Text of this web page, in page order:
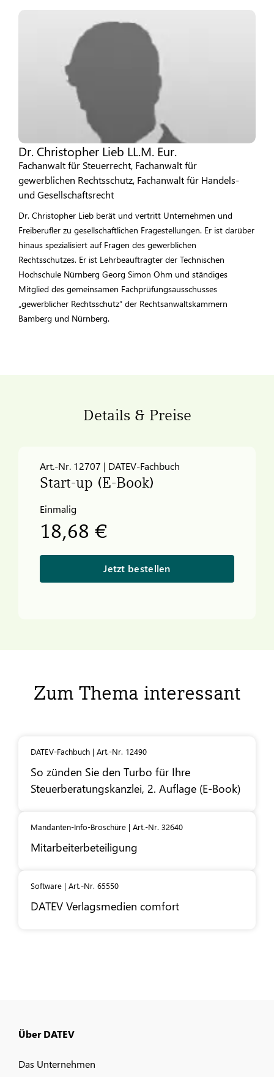
Dr. Christopher Lieb LL.M. Eur.
Fachanwalt für Steuerrecht, Fachanwalt für
gewerblichen Rechtsschutz, Fachanwalt für Handels-
und Gesellschaftsrecht
Dr. Christopher Lieb berät und vertritt Unternehmen und
Freiberufler zu gesellschaftlichen Fragestellungen. Er ist darüber
hinaus spezialisiert auf Fragen des gewerblichen
Rechtsschutzes. Er ist Lehrbeauftragter der Technischen
Hochschule Nürnberg Georg Simon Ohm und ständiges
Mitglied des gemeinsamen Fachprüfungsausschusses
„gewerblicher Rechtsschutz“ der Rechtsanwaltskammern
Bamberg und Nürnberg.
Details & Preise
Art.-Nr. 12707 | DATEV-Fachbuch
Start-up (E-Book)
Einmalig
18,68 €
Jetzt bestellen
Zum Thema interessant
DATEV-Fachbuch | Art.-Nr. 12490
So zünden Sie den Turbo für Ihre
Steuerberatungskanzlei, 2. Auflage (E-Book)
Mandanten-Info-Broschüre | Art.-Nr. 32640
Mitarbeiterbeteiligung
Software | Art.-Nr. 65550
DATEV Verlagsmedien comfort
Über DATEV
Das Unternehmen